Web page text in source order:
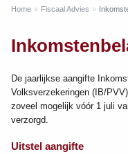
Home Fiscaal Advies
De jaarlijkse aangifte
Volksverzekeringen (IB/
zoveel mogelijk vóór 1 juli
verzorgd.
Uitstel aangifte